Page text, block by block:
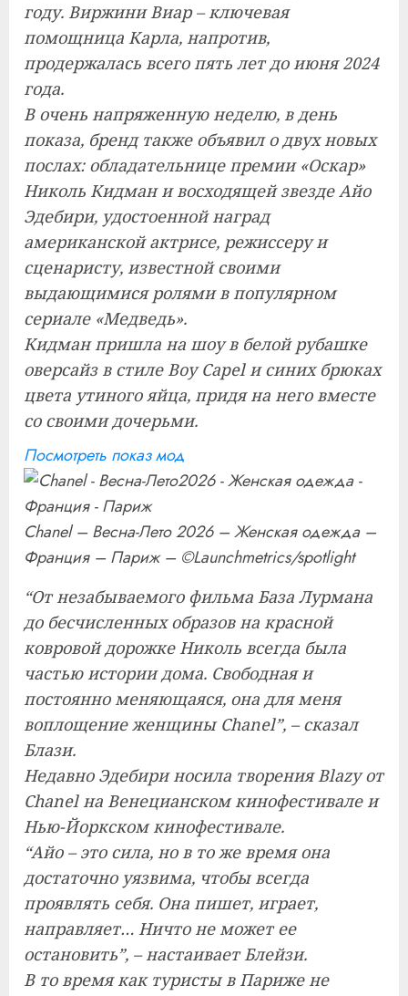
году. Виржини Виар – ключевая
помощница Карла, напротив,
продержалась всего пять лет до июня 2024
года.
В очень напряженную неделю, в день
показа, бренд также объявил о двух новых
послах: обладательнице премии «Оскар»
Николь Кидман и восходящей звезде Айо
Эдебири, удостоенной наград
американской актрисе, режиссеру и
сценаристу, известной своими
выдающимися ролями в популярном
сериале «Медведь».
Кидман пришла на шоу в белой рубашке
оверсайз в стиле Boy Capel и синих брюках
цвета утиного яйца, придя на него вместе
со своими дочерьми.
Посмотреть показ мод
Chanel – Весна-Лето 2026 – Женская одежда –
Франция – Париж – ©Launchmetrics/spotlight
“От незабываемого фильма База Лурмана
до бесчисленных образов на красной
ковровой дорожке Николь всегда была
частью истории дома. Свободная и
постоянно меняющаяся, она для меня
воплощение женщины Chanel”, – сказал
Блази.
Недавно Эдебири носила творения Blazy от
Chanel на Венецианском кинофестивале и
Нью-Йоркском кинофестивале.
“Айо – это сила, но в то же время она
достаточно уязвима, чтобы всегда
проявлять себя. Она пишет, играет,
направляет… Ничто не может ее
остановить”, – настаивает Блейзи.
В то время как туристы в Париже не